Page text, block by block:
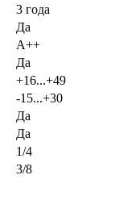
3 года
Да
A++
Да
+16...+49
-15...+30
Да
Да
1/4
3/8